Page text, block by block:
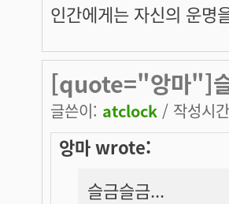
인간에게는 자신의 운명
[quote="앙마"]슬
글쓴이: atclock / 작성시
앙마 wrote:
슬금슬금...